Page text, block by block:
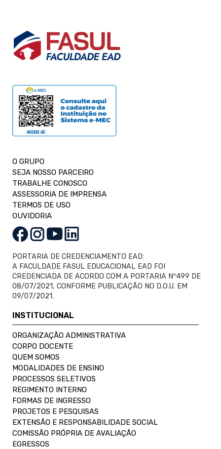
O GRUPO
SEJA NOSSO PARCEIRO
TRABALHE CONOSCO
ASSESSORIA DE IMPRENSA
TERMOS DE USO
OUVIDORIA
PORTARIA DE CREDENCIAMENTO EAD:
A FACULDADE FASUL EDUCACIONAL EAD FOI
CREDENCIADA DE ACORDO COM A PORTARIA Nº499 DE
08/07/2021, CONFORME PUBLICAÇÃO NO D.O.U. EM
09/07/2021.
INSTITUCIONAL
ORGANIZAÇÃO ADMINISTRATIVA
CORPO DOCENTE
QUEM SOMOS
MODALIDADES DE ENSINO
PROCESSOS SELETIVOS
REGIMENTO INTERNO
FORMAS DE INGRESSO
PROJETOS E PESQUISAS
EXTENSÃO E RESPONSABILIDADE SOCIAL
COMISSÃO PRÓPRIA DE AVALIAÇÃO
EGRESSOS